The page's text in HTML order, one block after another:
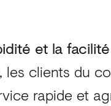
et la
les clients du
rapide et